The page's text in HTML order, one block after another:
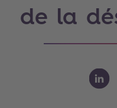
de la